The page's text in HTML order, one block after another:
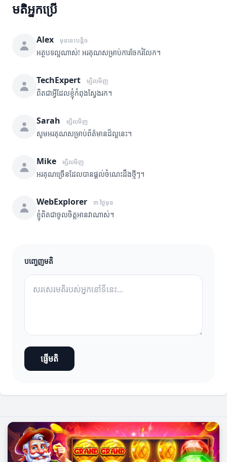
មតិអ្នកប្រើ
Alex មុននេះបន្តិច
អត្ថបទល្អណាស់! អរគុណសម្រាប់ការចែករំលែក។
TechExpert ម្សិលមិញ
ពិតជាអ្វីដែលខ្ញុំកំពុងស្វែងរក។
Sarah ម្សិលមិញ
សូមអរគុណសម្រាប់ព័ត៌មានដ៏ល្អនេះ។
Mike ម្សិលមិញ
អរគុណច្រើនដែលបានផ្តល់ចំណេះដឹងថ្មីៗ។
WebExplorer ៣ ថ្ងៃមុន
ខ្ញុំពិតជាចូលចិត្តអានវាណាស់។
បញ្ចេញមតិ
ផ្ញើមតិ